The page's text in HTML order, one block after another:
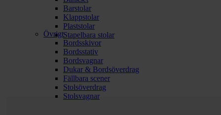
Barstolar
Klappstolar
Plaststolar
Stapelbara stolar
Övrigt
Bordsskivor
Bordsstativ
Bordsvagnar
Dukar & Bordsöverdrag
Fällbara scener
Stolsöverdrag
Stolsvagnar